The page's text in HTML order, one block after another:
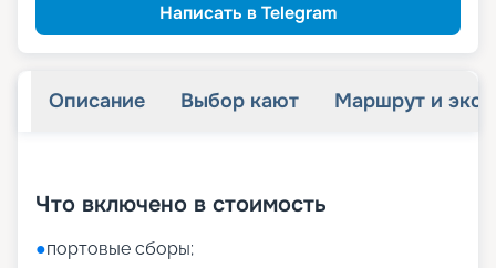
Написать в Telegram
Описание Выбор кают Маршрут и
Что включено в стоимость
●портовые сборы;